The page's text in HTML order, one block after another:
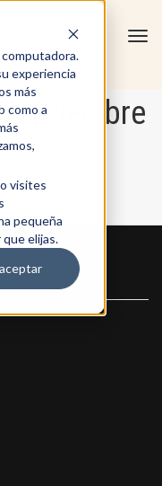
experiencia
más
como a
visites
pequeña
elijas.
2026